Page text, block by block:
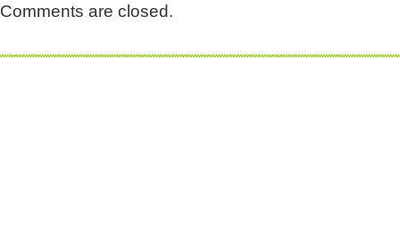
Comments are closed.